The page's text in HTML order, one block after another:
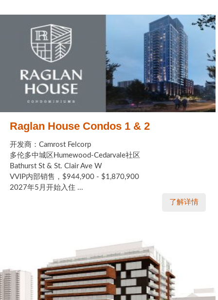
Raglan House Condos 1 & 2
开发商：Camrost Felcorp
多伦多中城区Humewood-Cedarvale社区
Bathurst St & St. Clair Ave W
VVIP内部销售，$944,900 - $1,870,900
2027年5月开始入住 ...
了解详情